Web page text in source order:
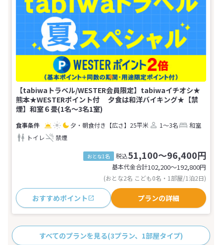
【tabiwaトラベル/WESTER会員限定】tabiwaイチオシ★
熊本★WESTERポイント付 夕食は和洋バイキング★【禁
煙】和室６畳(1名～3名1室)
夕・朝食付き 【広さ】25平米 1～3名
和室
トイレ
禁煙
おとな1名 税込51,100～96,400円
基本代金合計102,200〜192,800円
(おとな2名 こども0名・1部屋/1泊2日)
おすすめポイント プランの詳細
すべてのプランを見る(3プラン、1部屋タイプ)